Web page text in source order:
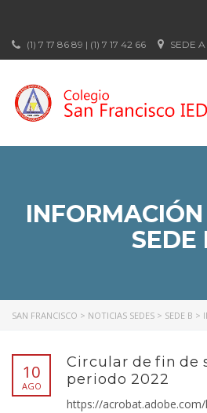
SEDE
(1) 7 17 86 89 | (1) 7 17 42 66
SEDE
SAN FRANCISCO > NOTICIAS SEDES > SEDE B >
10
AGO
Circular de fin de
periodo 2022
https://acrobat.adobe.com/